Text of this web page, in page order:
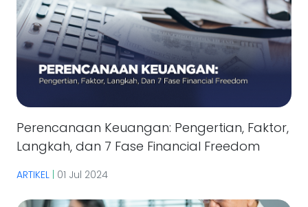
Perencanaan Keuangan: Pengertian, Faktor,
Langkah, dan 7 Fase Financial Freedom
ARTIKEL | 01 Jul 2024